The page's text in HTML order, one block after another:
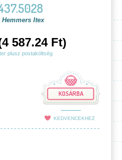
Hemmers Itex
587.24 Ft)
plusz postaköltség
KOSÁRBA
KEDVENCEKHEZ